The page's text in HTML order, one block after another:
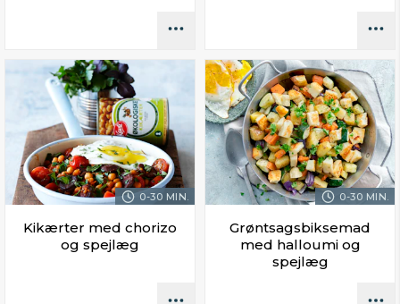
0-30 MIN.
Kikærter med chorizo
og spejlæg
0-30 MIN.
Grøntsagsbiksemad
med halloumi og
spejlæg